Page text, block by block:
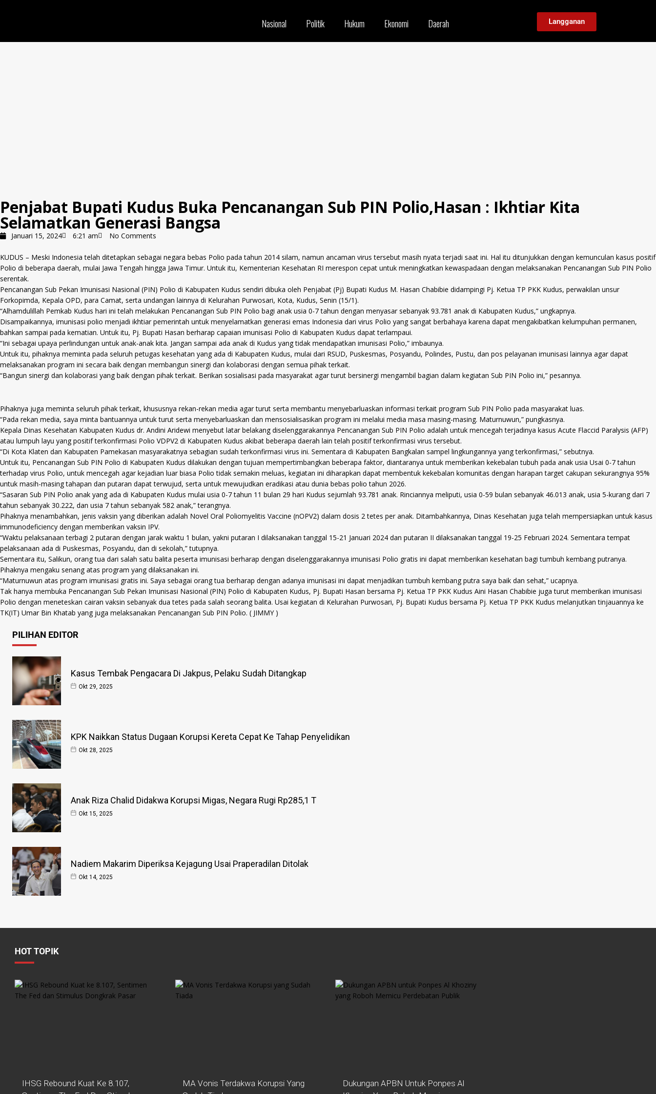
Nasional Politik Hukum Ekonomi Daerah Langganan
Penjabat Bupati Kudus Buka Pencanangan Sub PIN Polio,Hasan : Ikhtiar Kita
Selamatkan Generasi Bangsa
Januari 15, 2024 6:21 am No Comments
KUDUS – Meski Indonesia telah ditetapkan sebagai negara bebas Polio pada tahun 2014 silam, namun ancaman virus tersebut masih nyata terjadi saat ini. Hal itu ditunjukkan dengan kemunculan kasus positif
Polio di beberapa daerah, mulai Jawa Tengah hingga Jawa Timur. Untuk itu, Kementerian Kesehatan RI merespon cepat untuk meningkatkan kewaspadaan dengan melaksanakan Pencanangan Sub PIN Polio
serentak.
Pencanangan Sub Pekan Imunisasi Nasional (PIN) Polio di Kabupaten Kudus sendiri dibuka oleh Penjabat (Pj) Bupati Kudus M. Hasan Chabibie didampingi Pj. Ketua TP PKK Kudus, perwakilan unsur
Forkopimda, Kepala OPD, para Camat, serta undangan lainnya di Kelurahan Purwosari, Kota, Kudus, Senin (15/1).
“Alhamdulillah Pemkab Kudus hari ini telah melakukan Pencanangan Sub PIN Polio bagi anak usia 0-7 tahun dengan menyasar sebanyak 93.781 anak di Kabupaten Kudus,” ungkapnya.
Disampaikannya, imunisasi polio menjadi ikhtiar pemerintah untuk menyelamatkan generasi emas Indonesia dari virus Polio yang sangat berbahaya karena dapat mengakibatkan kelumpuhan permanen,
bahkan sampai pada kematian. Untuk itu, Pj. Bupati Hasan berharap capaian imunisasi Polio di Kabupaten Kudus dapat terlampaui.
“Ini sebagai upaya perlindungan untuk anak-anak kita. Jangan sampai ada anak di Kudus yang tidak mendapatkan imunisasi Polio,” imbaunya.
Untuk itu, pihaknya meminta pada seluruh petugas kesehatan yang ada di Kabupaten Kudus, mulai dari RSUD, Puskesmas, Posyandu, Polindes, Pustu, dan pos pelayanan imunisasi lainnya agar dapat
melaksanakan program ini secara baik dengan membangun sinergi dan kolaborasi dengan semua pihak terkait.
“Bangun sinergi dan kolaborasi yang baik dengan pihak terkait. Berikan sosialisasi pada masyarakat agar turut bersinergi mengambil bagian dalam kegiatan Sub PIN Polio ini,” pesannya.
Pihaknya juga meminta seluruh pihak terkait, khususnya rekan-rekan media agar turut serta membantu menyebarluaskan informasi terkait program Sub PIN Polio pada masyarakat luas.
“Pada rekan media, saya minta bantuannya untuk turut serta menyebarluaskan dan mensosialisasikan program ini melalui media masa masing-masing. Maturnuwun,” pungkasnya.
Kepala Dinas Kesehatan Kabupaten Kudus dr. Andini Aridewi menyebut latar belakang diselenggarakannya Pencanangan Sub PIN Polio adalah untuk mencegah terjadinya kasus Acute Flaccid Paralysis (AFP)
atau lumpuh layu yang positif terkonfirmasi Polio VDPV2 di Kabupaten Kudus akibat beberapa daerah lain telah positif terkonfirmasi virus tersebut.
“Di Kota Klaten dan Kabupaten Pamekasan masyarakatnya sebagian sudah terkonfirmasi virus ini. Sementara di Kabupaten Bangkalan sampel lingkungannya yang terkonfirmasi,” sebutnya.
Untuk itu, Pencanangan Sub PIN Polio di Kabupaten Kudus dilakukan dengan tujuan mempertimbangkan beberapa faktor, diantaranya untuk memberikan kekebalan tubuh pada anak usia Usai 0-7 tahun
terhadap virus Polio, untuk mencegah agar kejadian luar biasa Polio tidak semakin meluas, kegiatan ini diharapkan dapat membentuk kekebalan komunitas dengan harapan target cakupan sekurangnya 95%
untuk masih-masing tahapan dan putaran dapat terwujud, serta untuk mewujudkan eradikasi atau dunia bebas polio tahun 2026.
“Sasaran Sub PIN Polio anak yang ada di Kabupaten Kudus mulai usia 0-7 tahun 11 bulan 29 hari Kudus sejumlah 93.781 anak. Rinciannya meliputi, usia 0-59 bulan sebanyak 46.013 anak, usia 5-kurang dari 7
tahun sebanyak 30.222, dan usia 7 tahun sebanyak 582 anak,” terangnya.
Pihaknya menambahkan, jenis vaksin yang diberikan adalah Novel Oral Poliomyelitis Vaccine (nOPV2) dalam dosis 2 tetes per anak. Ditambahkannya, Dinas Kesehatan juga telah mempersiapkan untuk kasus
immunodeficiency dengan memberikan vaksin IPV.
“Waktu pelaksanaan terbagi 2 putaran dengan jarak waktu 1 bulan, yakni putaran I dilaksanakan tanggal 15-21 Januari 2024 dan putaran II dilaksanakan tanggal 19-25 Februari 2024. Sementara tempat
pelaksanaan ada di Puskesmas, Posyandu, dan di sekolah,” tutupnya.
Sementara itu, Salikun, orang tua dari salah satu balita peserta imunisasi berharap dengan diselenggarakannya imunisasi Polio gratis ini dapat memberikan kesehatan bagi tumbuh kembang putranya.
Pihaknya mengaku senang atas program yang dilaksanakan ini.
“Maturnuwun atas program imunisasi gratis ini. Saya sebagai orang tua berharap dengan adanya imunisasi ini dapat menjadikan tumbuh kembang putra saya baik dan sehat,” ucapnya.
Tak hanya membuka Pencanangan Sub Pekan Imunisasi Nasional (PIN) Polio di Kabupaten Kudus, Pj. Bupati Hasan bersama Pj. Ketua TP PKK Kudus Aini Hasan Chabibie juga turut memberikan imunisasi
Polio dengan meneteskan cairan vaksin sebanyak dua tetes pada salah seorang balita. Usai kegiatan di Kelurahan Purwosari, Pj. Bupati Kudus bersama Pj. Ketua TP PKK Kudus melanjutkan tinjauannya ke
TK(IT) Umar Bin Khatab yang juga melaksanakan Pencanangan Sub PIN Polio. ( JIMMY )
PILIHAN EDITOR
Kasus Tembak Pengacara Di Jakpus, Pelaku Sudah Ditangkap
Okt 29, 2025
KPK Naikkan Status Dugaan Korupsi Kereta Cepat Ke Tahap Penyelidikan
Okt 28, 2025
Anak Riza Chalid Didakwa Korupsi Migas, Negara Rugi Rp285,1 T
Okt 15, 2025
Nadiem Makarim Diperiksa Kejagung Usai Praperadilan Ditolak
Okt 14, 2025
HOT TOPIK
IHSG Rebound Kuat Ke 8.107,
MA Vonis Terdakwa Korupsi Yang
Dukungan APBN Untuk Ponpes Al